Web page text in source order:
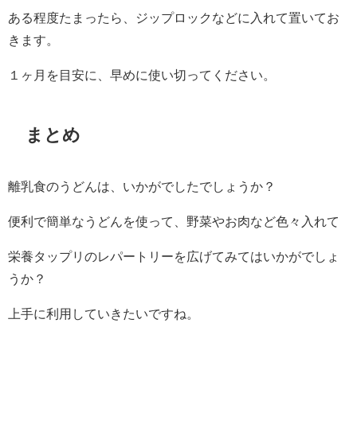
ある程度たまったら、ジップロックなどに入れて置いてお
きます。
１ヶ月を目安に、早めに使い切ってください。
まとめ
離乳食のうどんは、いかがでしたでしょうか？
便利で簡単なうどんを使って、野菜やお肉など色々入れて
栄養タップリのレパートリーを広げてみてはいかがでしょ
うか？
上手に利用していきたいですね。